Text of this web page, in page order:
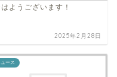
はようございます！
2025年2月28日
ース